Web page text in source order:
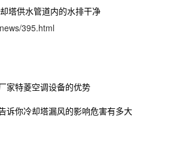
塔供水管道内的水排干净
395.html
家特菱空调设备的优势
诉你冷却塔漏风的影响危害有多大